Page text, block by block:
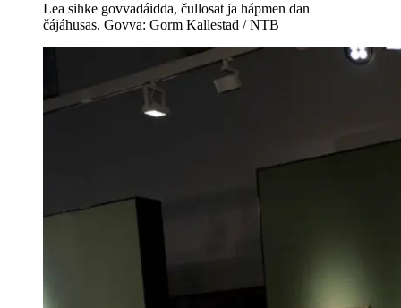
Lea sihke govvadáidda, čullosat ja hápmen dan
čájáhusas. Govva: Gorm Kallestad / NTB